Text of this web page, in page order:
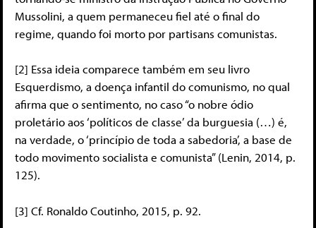
Mussolini, a quem permaneceu fiel até o final do
regime, quando foi morto por partisans comunistas.
[2] Essa ideia comparece também em seu livro
Esquerdismo, a doença infantil do comunismo, no qual
afirma que o sentimento, no caso “o nobre ódio
proletário aos ‘políticos de classe’ da burguesia (…) é,
na verdade, o ‘princípio de toda a sabedoria’, a base de
todo movimento socialista e comunista” (Lenin, 2014, p.
125).
[3] Cf. Ronaldo Coutinho, 2015, p. 92.